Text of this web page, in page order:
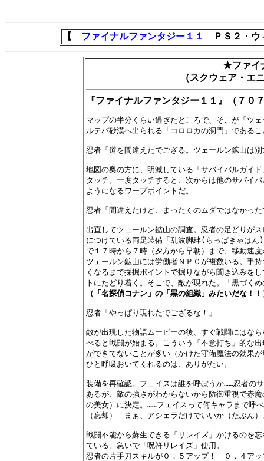
【 ファイナルファンタジー１１ ＰＳ２・ウ
★ファイ
（スクウェア・エ
『ファイナルファンタジー１１』（７
マップの半分くらい過ぎたところで、そこが「ツ
ルテパ砂漠へ出られる「コロロカの洞門」である
忍者「道を間違えたでござる。ツェールン鉱山は
地図の奥の方に、明滅している「サバイバルガイ
タッチ。一度タッチすると、次からは他のサバイ
ようになるワープポイントだ。
忍者「間違えたけど、まったくのムダではなかっ
出直してツェールン鉱山の調査。忍者の足どりが
につけている両足装備「乱波脚絆(らっぱきゃはん
で１７時から７時（夕方から早朝）まで、移動速
ツェールン鉱山には労働者ＮＰＣが複数いる。手
くなるまで採掘ポイントで掘りながら聞き込みを
（「名探偵コナン」の「黒の組織」みたいだな！！
忍者「やっぱり現れたでござるな！」
敵が出現した物語ムービーの後、すぐ戦闘にはな
べると戦闘が始まる。こういう「不意打ち」的な
ができてないことが多い（かけた守備魔法の効果
ひと呼吸おいてくれるのは、ありがたい。
装備を再確認。フェイスは誰を呼ぼうか……忍者の
あるが、敵の強さがわからないから防御重視で赤
の美女）に決定。……フェイスって何キャラまで呼
（忘却）　まぁ、アシェラだけでいいか（たぶん
戦闘不能から蘇生できる「リレイズ」かけるのを
ている。急いで「呪符リレイズ」使用。
忍者の片手刀スキルが０．５アップ！　０．４ア